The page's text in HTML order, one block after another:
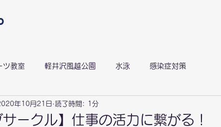
ツ教室 軽井沢風越公園 水泳 感染症対策
風越ランニングサークル
サークル】仕事の活力に繋がる！
年10月21日 読了時間: 1分